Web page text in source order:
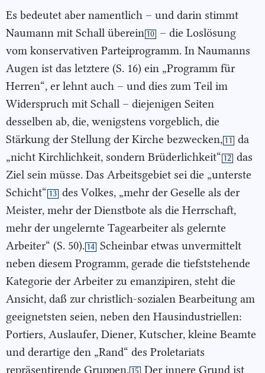
Es bedeutet aber namentlich – und darin stimmt
Naumann mit Schall überein 10 – die Loslösung
vom konservativen Parteiprogramm. In Naumanns
Augen ist das letztere (S. 16) ein „Programm für
Herren“, er lehnt auch – und dies zum Teil im
Widerspruch mit Schall – diejenigen Seiten
desselben ab, die, wenigstens vorgeblich, die
Stärkung der Stellung der Kirche bezwecken, 11
da
„nicht Kirchlichkeit, sondern Brüderlichkeit“ 12 das
Ziel sein müsse. Das Arbeitsgebiet sei die „unterste
Schicht“ 13 des Volkes, „mehr der Geselle als der
Meister, mehr der Dienstbote als die Herrschaft,
mehr der ungelernte Tagearbeiter als gelernte
Arbeiter“ (S. 50). 14 Scheinbar etwas unvermittelt
neben diesem Programm, gerade die tiefststehende
Kategorie der Arbeiter zu emanzipiren, steht die
Ansicht, daß zur christlich-sozialen Bearbeitung am
geeignetsten seien, neben den Hausindustriellen:
Portiers, Auslaufer, Diener, Kutscher, kleine Beamte
und derartige den „Rand“ des Proletariats
repräsentirende Gruppen. 15 Der innere Grund ist